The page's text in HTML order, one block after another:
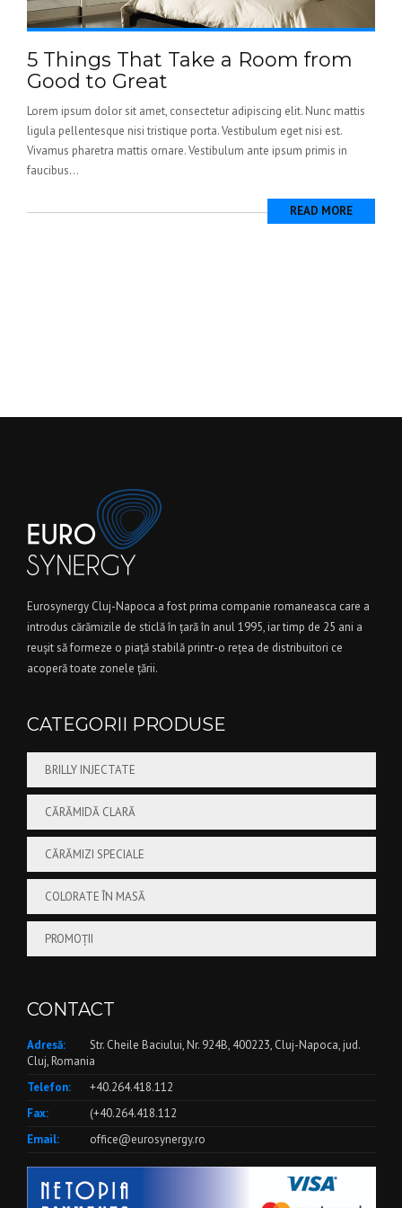
5 Things That Take a Room from
Good to Great
Lorem ipsum dolor sit amet, consectetur adipiscing elit. Nunc mattis
ligula pellentesque nisi tristique porta. Vestibulum eget nisi est.
Vivamus pharetra mattis ornare. Vestibulum ante ipsum primis in
faucibus...
READ MORE
Eurosynergy Cluj-Napoca a fost prima companie romaneasca care a
introdus cărămizile de sticlă în ţară în anul 1995, iar timp de 25 ani a
reuşit să formeze o piaţă stabilă printr-o reţea de distribuitori ce
acoperă toate zonele ţării.
CATEGORII PRODUSE
BRILLY INJECTATE
CĂRĂMIDĂ CLARĂ
CĂRĂMIZI SPECIALE
COLORATE ÎN MASĂ
PROMOȚII
CONTACT
Adresă:
Str. Cheile Baciului, Nr. 924B, 400223, Cluj-Napoca, jud.
Cluj, Romania
Telefon:
+40.264.418.112
Fax:
(+40.264.418.112
Email:
office@eurosynergy.ro